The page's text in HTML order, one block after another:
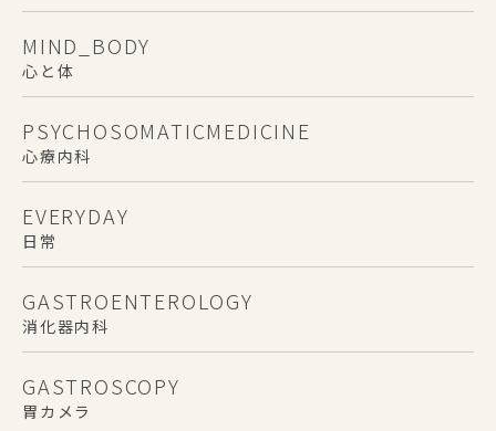
MIND_BODY
心と体
PSYCHOSOMATICMEDICINE
心療内科
EVERYDAY
日常
GASTROENTEROLOGY
消化器内科
GASTROSCOPY
胃カメラ